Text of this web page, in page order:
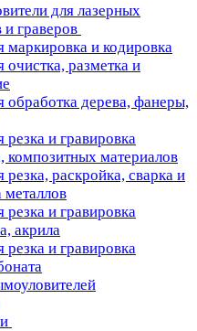
для лазерных
и граверов
маркировка и кодировка
очистка, разметка и
обработка дерева, фанеры,
резка и гравировка
композитных материалов
резка, раскройка, сварка и
металлов
резка и гравировка
акрила
резка и гравировка